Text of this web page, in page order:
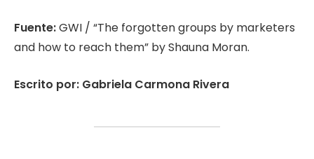
Fuente:GWI / “The forgotten groups by marketers
and how to reach them” by Shauna Moran.
Escrito por: Gabriela Carmona Rivera